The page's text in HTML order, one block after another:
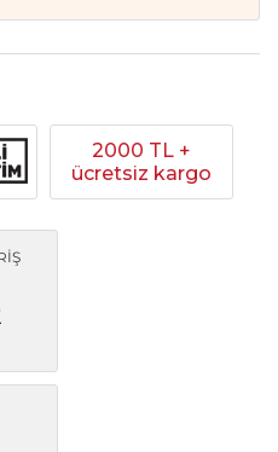
2000 TL +
ücretsiz kargo